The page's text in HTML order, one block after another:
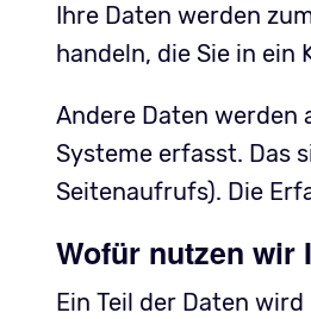
Ihre Daten werden
handeln, die Sie in
Andere Daten werden
Systeme erfasst. Das
Seitenaufrufs). Die
Wofür nutzen wir
Ein Teil der Daten